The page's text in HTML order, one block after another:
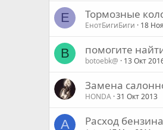
E Тормозные
EнотБигиБиги 18
B помогите
botoebk@ 13 Окт
Замена
HONDA 31 Окт 2013
A Расход